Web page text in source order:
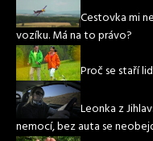
Cestovka mi
vozíku. Má na to právo?
Proč se staří
Leonka z
nemocí, bez auta se